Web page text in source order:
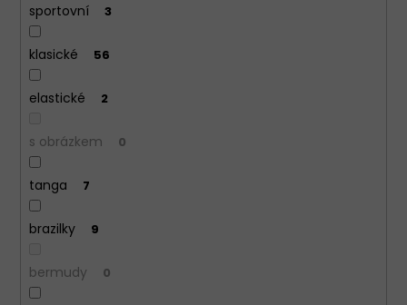
sportovní 3
klasické 56
elastické 2
s obrázkem 0
tanga 7
brazilky 9
bermudy 0